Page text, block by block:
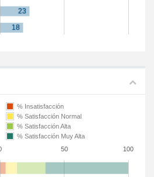
50 100
% Insatisfacción
% Satisfacción Normal
% Satisfacción Alta
% Satisfacción Muy Alta